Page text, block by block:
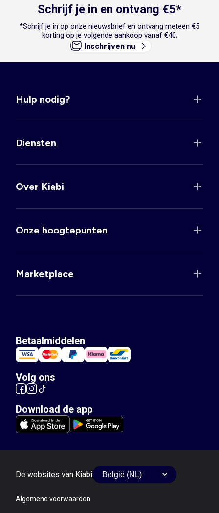
Schrijf je in en ontvang €5*
*Schrijf je in op onze nieuwsbrief en ontvang meteen €5
korting op je volgende aankoop vanaf €40.
Inschrijven nu
Hulp nodig?
Diensten
Over Kiabi
Onze hoogtepunten
Marketplace
Betaalmiddelen
Volg ons
Download de app
De websites van Kiabi
Algemene voorwaarden